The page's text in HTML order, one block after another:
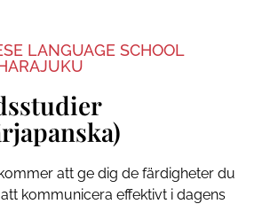
LANGUAGE SCHOOL
att ge dig de färdigheter du
kommunicera effektivt i dagens